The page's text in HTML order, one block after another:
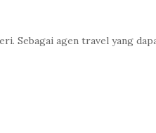
Sebagai agen travel yang